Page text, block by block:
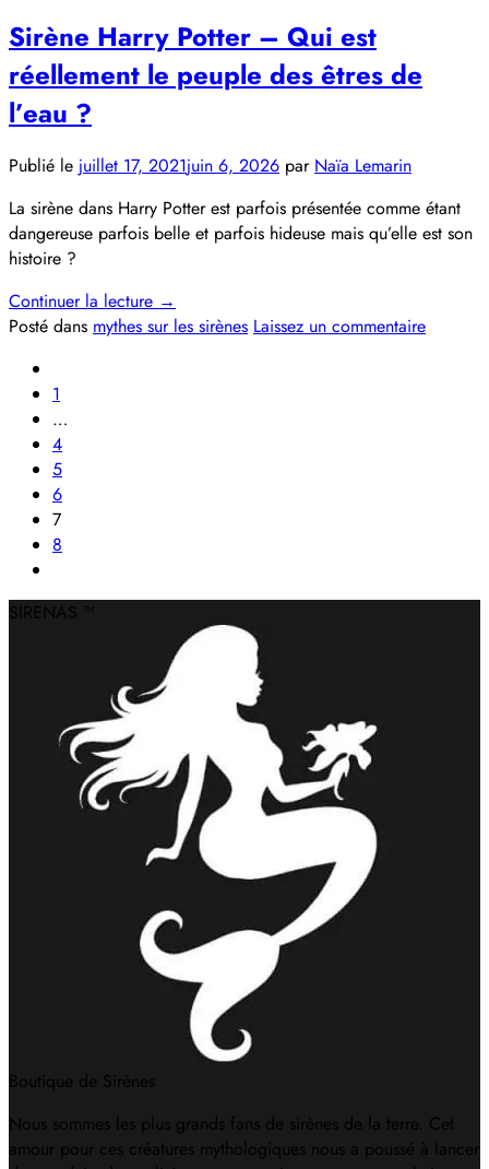
Sirène Harry Potter – Qui est
réellement le peuple des êtres de
l’eau ?
Publié le juillet 17, 2021juin 6, 2026 par Naïa Lemarin
La sirène dans Harry Potter est parfois présentée comme étant
dangereuse parfois belle et parfois hideuse mais qu’elle est son
histoire ?
Continuer la lecture →
Posté dans mythes sur les sirènes Laissez un commentaire
1
…
4
5
6
7
8
SIRENAS ™
Boutique de Sirènes
Nous sommes les plus grands fans de sirènes de la terre. Cet
amour pour ces créatures mythologiques nous a poussé à lancer